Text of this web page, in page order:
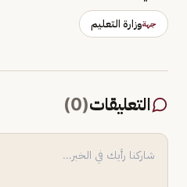
جهةوزارة التعليم
التعليقات(
0
)